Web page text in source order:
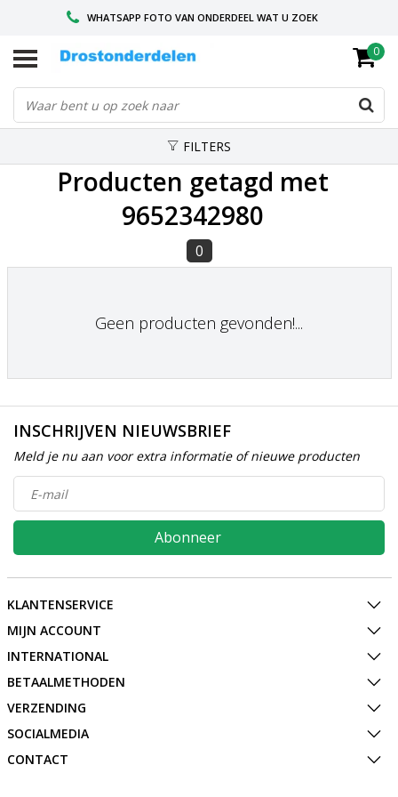
WHATSAPP FOTO VAN ONDERDEEL WAT U ZOEK
VOOR 16.00 BESTELD, VANDAAG VERZONDEN
GESPECIALISEERD PEUGEOT
0
FILTERS
Producten getagd met
9652342980
0
Geen producten gevonden!...
INSCHRIJVEN NIEUWSBRIEF
Meld je nu aan voor extra informatie of nieuwe producten
Abonneer
KLANTENSERVICE
MIJN ACCOUNT
INTERNATIONAL
BETAALMETHODEN
VERZENDING
SOCIALMEDIA
CONTACT